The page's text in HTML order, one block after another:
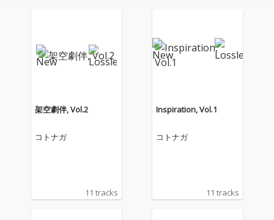
架空劇伴, Vol.2
コトナガ
11 tracks
Inspiration, Vol.1
コトナガ
11 tracks